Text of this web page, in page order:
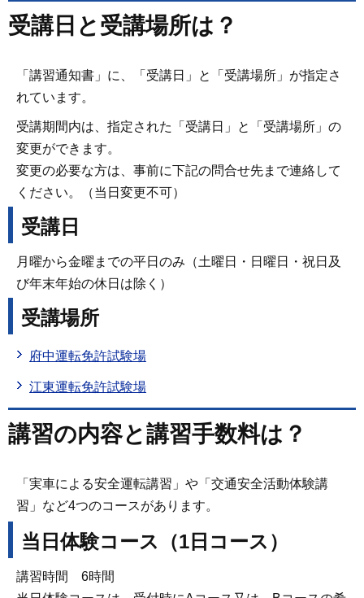
受講日と受講場所は？
「講習通知書」に、「受講日」と「受講場所」が指定さ
れています。
受講期間内は、指定された「受講日」と「受講場所」の
変更ができます。
変更の必要な方は、事前に下記の問合せ先まで連絡して
ください。（当日変更不可）
受講日
月曜から金曜までの平日のみ（土曜日・日曜日・祝日及
び年末年始の休日は除く）
受講場所
府中運転免許試験場
江東運転免許試験場
講習の内容と講習手数料は？
「実車による安全運転講習」や「交通安全活動体験講
習」など4つのコースがあります。
当日体験コース（1日コース）
講習時間 6時間